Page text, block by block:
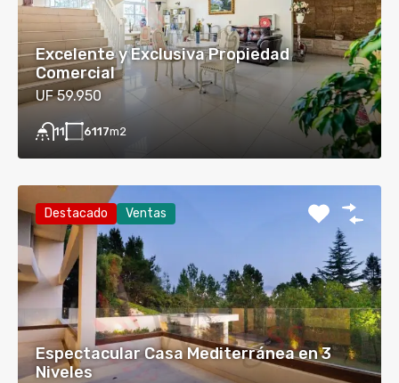
Excelente y Exclusiva Propiedad
Comercial
UF 59.950
11 6117m2
Destacado Ventas
Espectacular Casa Mediterránea en 3
Niveles